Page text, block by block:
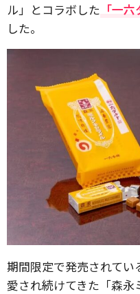
ル」とコラボした 「一
した。
期間限定で発売されてい
愛され続けてきた「森